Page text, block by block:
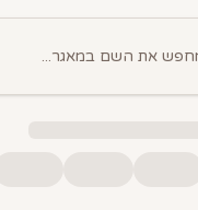
את השם במאגר...